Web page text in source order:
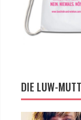
DIE LUW-